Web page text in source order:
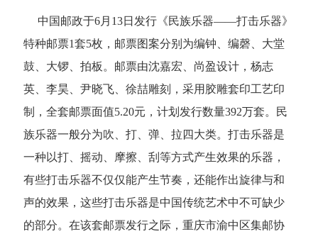
中国邮政于6月13日发行《民族乐器——打击乐器》
特种邮票1套5枚，邮票图案分别为编钟、编磬、大堂
鼓、大锣、拍板。邮票由沈嘉宏、尚盈设计，杨志
英、李昊、尹晓飞、徐喆雕刻，采用胶雕套印工艺印
制，全套邮票面值5.20元，计划发行数量392万套。民
族乐器一般分为吹、打、弹、拉四大类。打击乐器是
一种以打、摇动、摩擦、刮等方式产生效果的乐器，
有些打击乐器不仅仅能产生节奏，还能作出旋律与和
声的效果，这些打击乐器是中国传统艺术中不可缺少
的部分。在该套邮票发行之际，重庆市渝中区集邮协